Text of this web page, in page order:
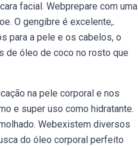
facial. Webprepare com uma
O gengibre é excelente,.
para a pele e os cabelos, o
de óleo de coco no rosto que
na pele corporal e nos
e super uso como hidratante.
Webexistem diversos
do óleo corporal perfeito